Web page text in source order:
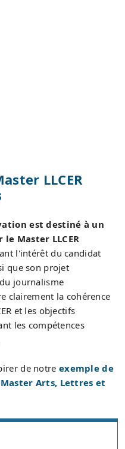
LLCER
est destiné à un
Master LLCER
l'intérêt du candidat
que son projet
journalisme
clairement la cohérence
et les objectifs
les compétences
de notre exemple de
Arts, Lettres et